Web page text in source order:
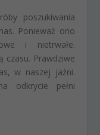
poszukiwania
Ponieważ ono
i nietrwałe.
czasu. Prawdziwe
w naszej jaźni.
odkrycie pełni